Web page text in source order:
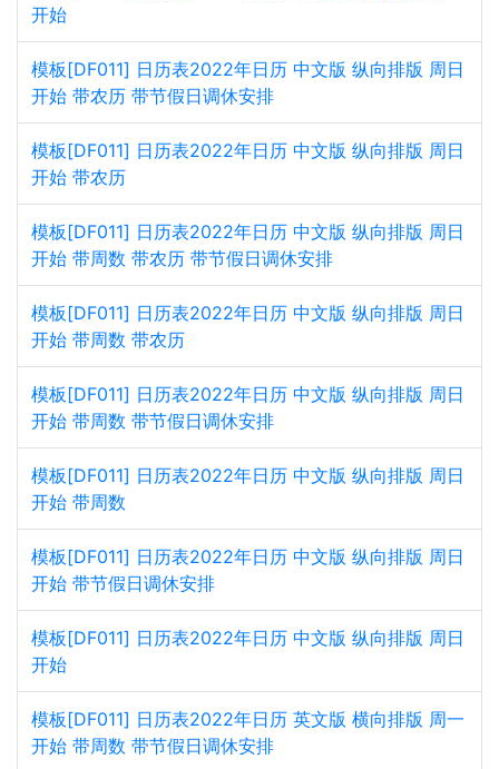
开始
模板[DF011] 日历表2022年日历 中文版 纵向排版 周日
开始 带农历 带节假日调休安排
模板[DF011] 日历表2022年日历 中文版 纵向排版 周日
开始 带农历
模板[DF011] 日历表2022年日历 中文版 纵向排版 周日
开始 带周数 带农历 带节假日调休安排
模板[DF011] 日历表2022年日历 中文版 纵向排版 周日
开始 带周数 带农历
模板[DF011] 日历表2022年日历 中文版 纵向排版 周日
开始 带周数 带节假日调休安排
模板[DF011] 日历表2022年日历 中文版 纵向排版 周日
开始 带周数
模板[DF011] 日历表2022年日历 中文版 纵向排版 周日
开始 带节假日调休安排
模板[DF011] 日历表2022年日历 中文版 纵向排版 周日
开始
模板[DF011] 日历表2022年日历 英文版 横向排版 周一
开始 带周数 带节假日调休安排